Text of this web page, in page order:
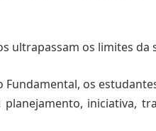
ultrapassam os limites da
Fundamental, os
iniciativa,